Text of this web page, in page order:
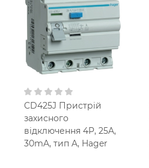
мод.
25 мм2
30 мА
Тип A
400V AC
CD425J Пристрій
захисного
відключення 4P, 25A,
30mA, тип A, Hager